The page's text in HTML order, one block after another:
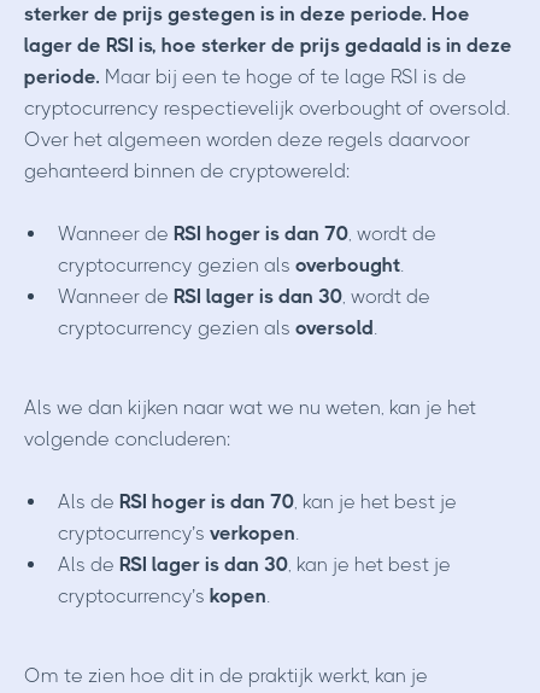
sterker de prijs gestegen is in deze periode. Hoe
lager de RSI is, hoe sterker de prijs gedaald is in deze
periode. Maar bij een te hoge of te lage RSI is de
cryptocurrency respectievelijk overbought of oversold.
Over het algemeen worden deze regels daarvoor
gehanteerd binnen de cryptowereld:
Wanneer de RSI hoger is dan 70 , wordt de
cryptocurrency gezien als overbought
Wanneer de RSI lager is dan 30 , wordt de
cryptocurrency gezien als oversold
Als we dan kijken naar wat we nu weten, kan je het
volgende concluderen:
Als de RSI hoger is dan 70 , kan je het best je
cryptocurrency’s verkopen
Als de RSI lager is dan 30 , kan je het best je
cryptocurrency’s kopen
Om te zien hoe dit in de praktijk werkt, kan je